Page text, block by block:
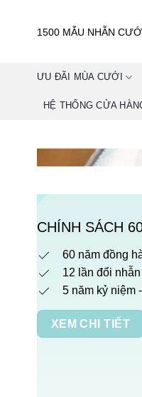
1500 MẪU NHẪN
ƯU ĐÃI MÙA CƯỚI
HỆ THỐNG CỬA
CHÍNH SÁCH
60 năm đồng
12 lần đổi
5 năm kỷ niệm
XEM CHI TIẾT